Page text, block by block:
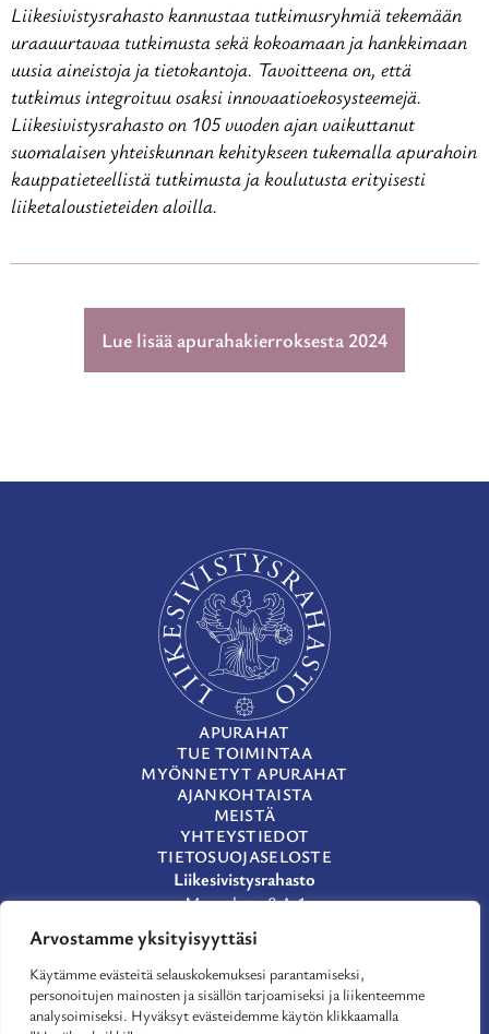
Arvostamme yksityisyyttäsi
Käytämme evästeitä selauskokemuksesi parantamiseksi,
personoitujen mainosten ja sisällön tarjoamiseksi ja liikenteemme
analysoimiseksi. Hyväksyt evästeidemme käytön klikkaamalla
Liikesivistysrahasto kannustaa tutkimusryhmiä tekemään
uraauurtavaa tutkimusta sekä kokoamaan ja hankkimaan
uusia aineistoja ja tietokantoja. Tavoitteena on, että
tutkimus integroituu osaksi innovaatioekosysteemejä.
Liikesivistysrahasto on 105 vuoden ajan vaikuttanut
suomalaisen yhteiskunnan kehitykseen tukemalla apurahoin
kauppatieteellistä tutkimusta ja koulutusta erityisesti
liiketaloustieteiden aloilla.
Lue lisää apurahakierroksesta 2024
APURAHAT
TUE TOIMINTAA
MYÖNNETYT APURAHAT
AJANKOHTAISTA
MEISTÄ
YHTEYSTIEDOT
TIETOSUOJASELOSTE
Liikesivistysrahasto
Museokatu 8 A 1
00100 Helsinki
(09) 659 933
lsr@lsr.fi
LinkedIn
Facebook